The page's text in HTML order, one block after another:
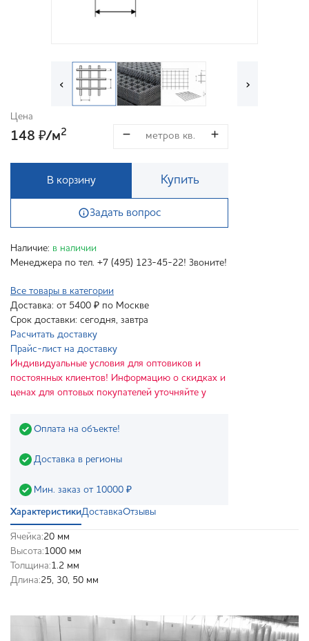
‹ ›
Цена
148 ₽/м2
В корзину Купить
Задать вопрос
Наличие: в наличии
Менеджера по тел. +7 (495) 123-45-22! Звоните!
Все товары в категории
Доставка: от 5400 ₽ по Москве
Срок доставки: сегодня, завтра
Расчитать доставку
Прайс-лист на доставку
Индивидуальные условия для оптовиков и
постоянных клиентов! Информацию о скидках и
ценах для оптовых покупателей уточняйте у
Оплата на объекте!
Доставка в регионы
Мин. заказ от 10000 ₽
ХарактеристикиДоставкаОтзывы
Ячейка:20 мм
Высота:1000 мм
Толщина:1.2 мм
Длина:25, 30, 50 мм